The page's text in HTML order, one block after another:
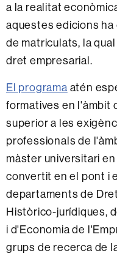
a la realitat
aquestes edicions ha
de matriculats, la
dret empresarial.
El programa atén
formatives en l'àmbit
superior a les
professionals de
màster universitari
convertit en el pont i
departaments de
Històrico-jurídiques,
i d'Economia de
grups de recerca de